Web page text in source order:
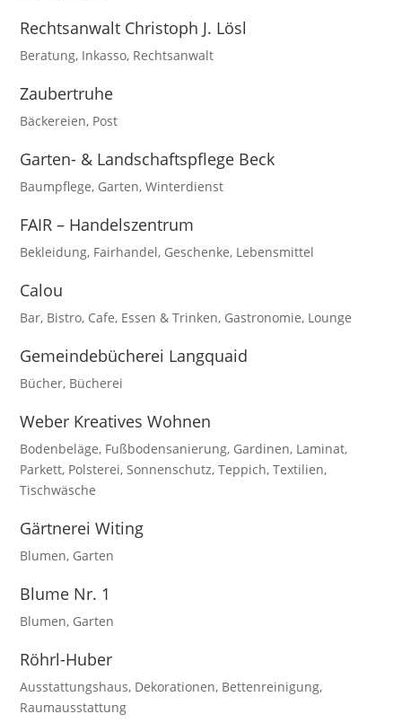
Rechtsanwalt Christoph J. Lösl
Beratung, Inkasso, Rechtsanwalt
Zaubertruhe
Bäckereien, Post
Garten- & Landschaftspflege Beck
Baumpflege, Garten,Winterdienst
FAIR – Handelszentrum
Bekleidung, Fairhandel, Geschenke, Lebensmittel
Calou
Bar, Bistro, Cafe, Essen & Trinken, Gastronomie, Lounge
Gemeindebücherei Langquaid
Bücher, Bücherei
Weber Kreatives Wohnen
Bodenbeläge, Fußbodensanierung, Gardinen, Laminat,
Parkett, Polsterei,Sonnenschutz,Teppich,Textilien,
Tischwäsche
Gärtnerei Witing
Blumen, Garten
Blume Nr. 1
Blumen, Garten
Röhrl-Huber
Ausstattungshaus, Dekorationen, Bettenreinigung,
Raumausstattung